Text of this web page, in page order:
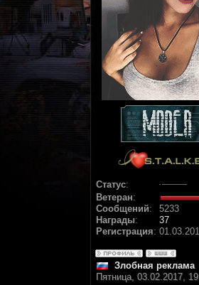
Статус:
Ветеран:
Сообщений:
5233
Награды:
37
Регистрация:
Злобная реклама
Пятница, 03.02.2017,